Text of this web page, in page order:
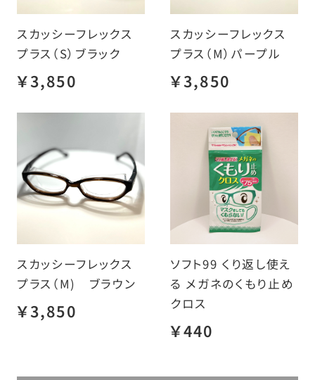
スカッシーフレックス
プラス（S）ブラック
￥3,850
スカッシーフレックス
プラス（M）パープル
￥3,850
スカッシーフレックス
プラス（M) ブラウン
￥3,850
ソフト99 くり返し使え
る メガネのくもり止め
クロス
￥440